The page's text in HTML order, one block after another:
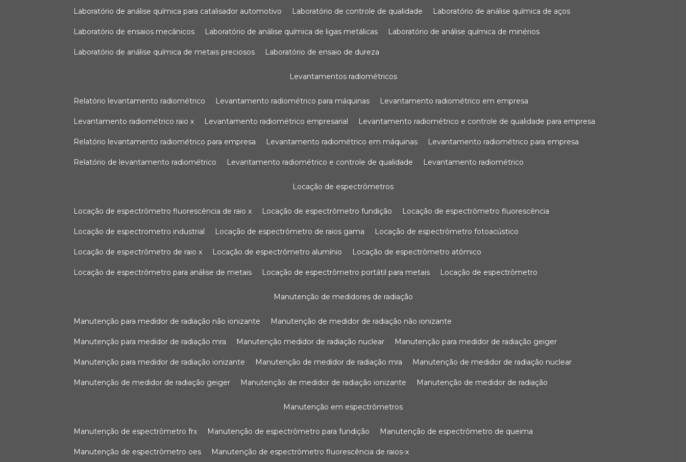
laboratório de análise química para catalisador automotivo laboratório de controle de qualidade laboratório de análise química de aços
laboratório de ensaios mecânicos laboratório de análise química de ligas metálicas laboratório de análise química de minérios
laboratório de análise química de metais preciosos laboratório de ensaio de dureza
levantamentos radiométricos
relatório levantamento radiométrico levantamento radiométrico para máquinas levantamento radiométrico em empresa
levantamento radiométrico raio x levantamento radiométrico empresarial levantamento radiométrico e controle de qualidade para empresa
relatório levantamento radiométrico para empresa levantamento radiométrico em máquinas levantamento radiométrico para empresa
relatório de levantamento radiométrico levantamento radiométrico e controle de qualidade levantamento radiométrico
locação de espectrômetros
locação de espectrômetro fluorescência de raio x locação de espectrômetro fundição locação de espectrômetro fluorescência
locação de espectrometro industrial locação de espectrômetro de raios gama locação de espectrômetro fotoacústico
locação de espectrômetro de raio x locação de espectrômetro alumínio locação de espectrômetro atômico
locação de espectrômetro para análise de metais locação de espectrômetro portátil para metais locação de espectrômetro
manutenção de medidores de radiação
manutenção para medidor de radiação não ionizante manutenção de medidor de radiação não ionizante
manutenção para medidor de radiação mra manutenção medidor de radiação nuclear manutenção para medidor de radiação geiger
manutenção para medidor de radiação ionizante manutenção de medidor de radiação mra manutenção de medidor de radiação nuclear
manutenção de medidor de radiação geiger manutenção de medidor de radiação ionizante manutenção de medidor de radiação
manutenção em espectrômetros
manutenção de espectrômetro frx manutenção de espectrômetro para fundição manutenção de espectrômetro de queima
manutenção de espectrômetro oes manutenção de espectrômetro fluorescência de raios-x